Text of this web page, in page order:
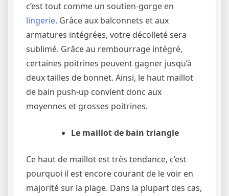
c’est tout comme un soutien-gorge en
lingerie. Grâce aux balconnets et aux
armatures intégrées, votre décolleté sera
sublimé. Grâce au rembourrage intégré,
certaines poitrines peuvent gagner jusqu’à
deux tailles de bonnet. Ainsi, le haut maillot
de bain push-up convient donc aux
moyennes et grosses poitrines.
Le maillot de bain triangle
Ce haut de maillot est très tendance, c’est
pourquoi il est encore courant de le voir en
majorité sur la plage. Dans la plupart des cas,